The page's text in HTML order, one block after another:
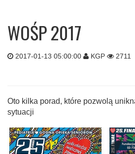
WOŚP 2017
2017-01-13 05:00:00 KGP 2711
Oto kilka porad, które pozwolą
sytuacji